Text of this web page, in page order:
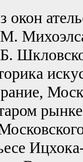
окон